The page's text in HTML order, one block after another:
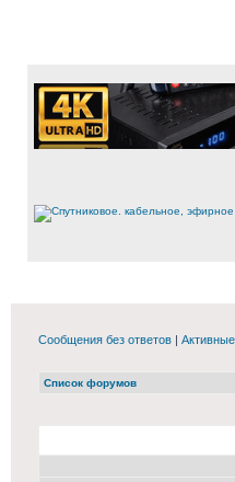
Сообщения без ответов |
Список форумов